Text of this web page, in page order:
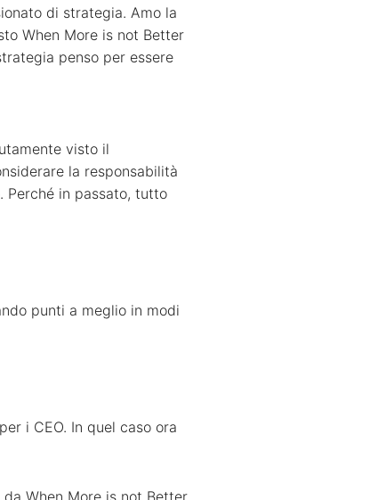
di strategia. Amo la
When More is not Better
penso per essere
visto il
la responsabilità
Perché in passato, tutto
punti a meglio in modi
i CEO. In quel caso ora
When More is not Better